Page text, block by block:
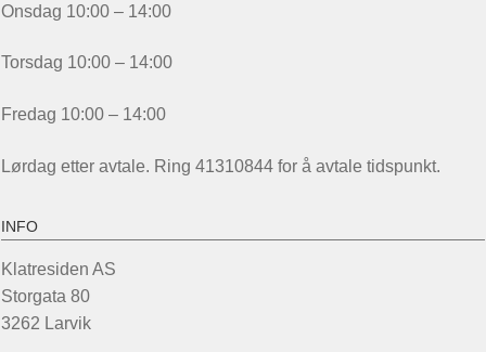
Onsdag 10:00 – 14:00
Torsdag 10:00 – 14:00
Fredag 10:00 – 14:00
Lørdag etter avtale. Ring 41310844 for å avtale tidspunkt.
INFO
Klatresiden AS
Storgata 80
3262 Larvik